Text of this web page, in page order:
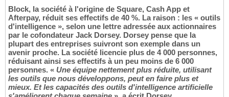
Block, la société à l'origine de Square, Cash App et
Afterpay, réduit ses effectifs de 40 %. La raison : les « outils
d'intelligence », selon une lettre adressée aux actionnaires
par le cofondateur Jack Dorsey. Dorsey pense que la
plupart des entreprises suivront son exemple dans un
avenir proche. La société licencie plus de 4 000 personnes,
réduisant ainsi ses effectifs à un peu moins de 6 000
personnes. « Une équipe nettement plus réduite, utilisant
les outils que nous développons, peut en faire plus et
mieux. Et les capacités des outils d'intelligence artificielle